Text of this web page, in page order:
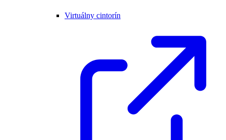
Virtuálny cintorín